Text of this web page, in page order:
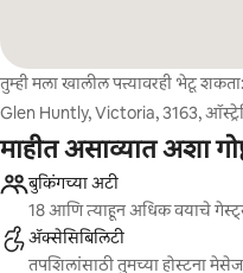
तुम्ही मला खालील पत्त्यावरही भेटू शकता:
Glen Huntly, Victoria, 3163,
माहीत असाव्यात अशा
बुकिंगच्या अटी
18 आणि त्याहून अधिक वयाचे
ॲक्सेसिबिलिटी
तपशिलांसाठी तुमच्या होस्टना